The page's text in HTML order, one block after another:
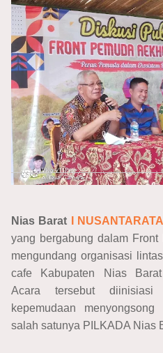
Nias Barat I
yang bergabung dalam
mengundang organisasi
cafe Kabupaten Nias
Acara tersebut
kepemudaan menyongsong
salah satunya PILKADA Nias